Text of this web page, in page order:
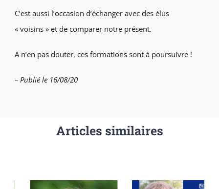
C’est aussi l’occasion d’échanger avec des élus
« voisins » et de comparer notre présent.
A n’en pas douter, ces formations sont à poursuivre !
– Publié le 16/08/20
Articles similaires